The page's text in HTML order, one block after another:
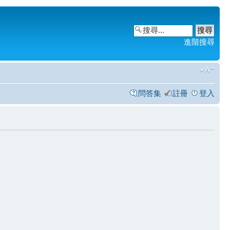
進階搜尋
問答集 註冊 登入